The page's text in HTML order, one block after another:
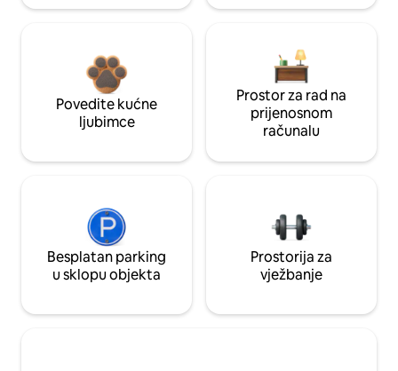
Povedite kućne
ljubimce
Prostor za rad na
prijenosnom
računalu
Besplatan parking
u sklopu objekta
Prostorija za
vježbanje